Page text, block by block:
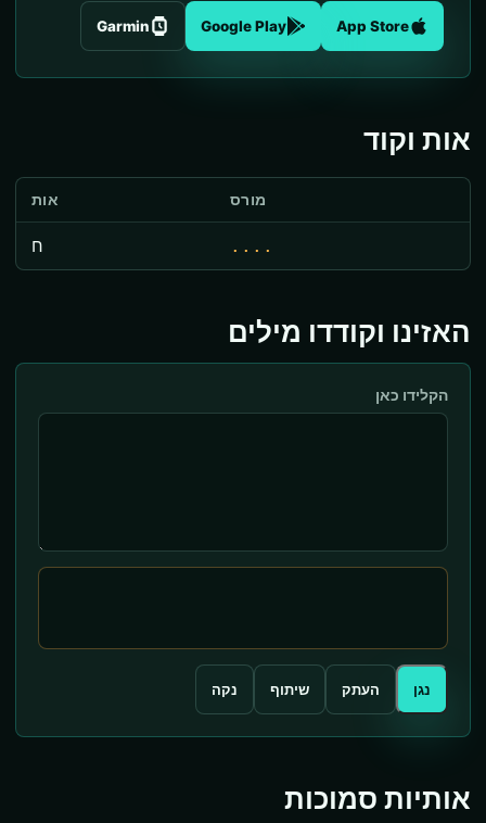
App Store
Google Play
Garmin
אות וקוד
אות מורס
ח ....
האזינו וקודדו מילים
הקלידו כאן
נגן העתק שיתוף נקה
אותיות סמוכות